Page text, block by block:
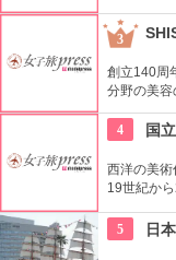
ンティア
とまちが
3
創立140周
分野の美
幅広く美
ベントな
4 国
西洋の美
19世紀か
家）たち
ダンの「考
5 日